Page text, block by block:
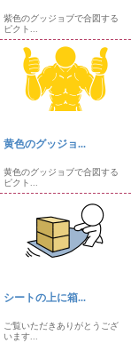
紫色のグッジョブで合図する
ピクト...
黄色のグッジョ...
黄色のグッジョブで合図する
ピクト...
シートの上に箱...
ご覧いただきありがとうござ
います...